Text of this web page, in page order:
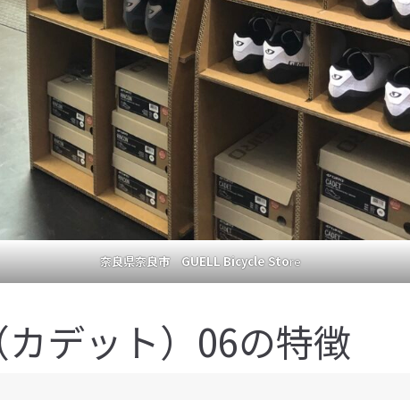
奈良県奈良市 GUELL Bicycle Store
カデット）06の特徴